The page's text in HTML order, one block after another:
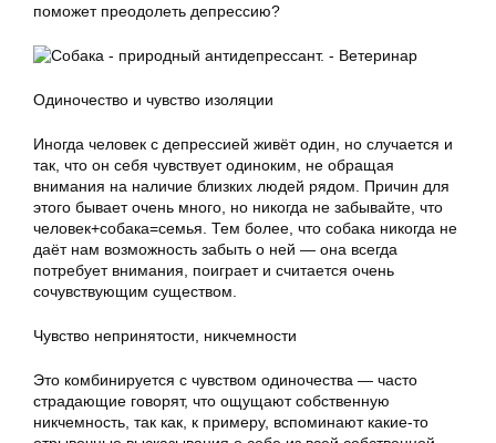
поможет преодолеть депрессию?
Одиночество и чувство изоляции
Иногда человек с депрессией живёт один, но случается и
так, что он себя чувствует одиноким, не обращая
внимания на наличие близких людей рядом. Причин для
этого бывает очень много, но никогда не забывайте, что
человек+собака=семья. Тем более, что собака никогда не
даёт нам возможность забыть о ней — она всегда
потребует внимания, поиграет и считается очень
сочувствующим существом.
Чувство непринятости, никчемности
Это комбинируется с чувством одиночества — часто
страдающие говорят, что ощущают собственную
никчемность, так как, к примеру, вспоминают какие-то